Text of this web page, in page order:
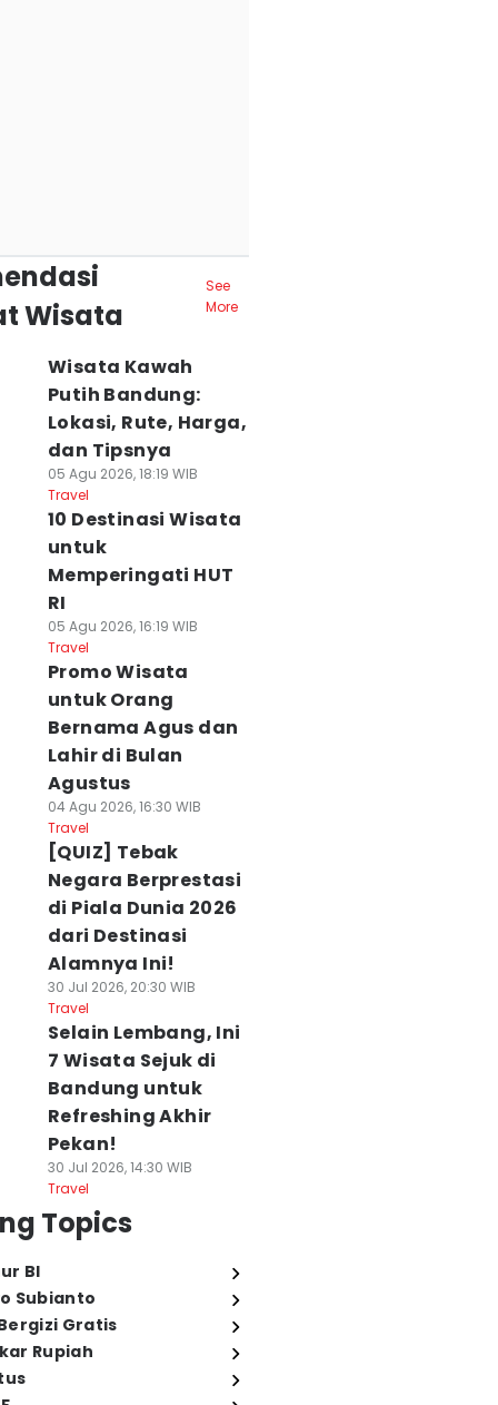
Wisata
See
More
Wisata Kawah
Putih Bandung:
Lokasi, Rute, Harga,
dan Tipsnya
05 Agu 2026, 18:19 WIB
Travel
10 Destinasi Wisata
untuk
Memperingati HUT
RI
05 Agu 2026, 16:19 WIB
Travel
Promo Wisata
untuk Orang
Bernama Agus dan
Lahir di Bulan
Agustus
04 Agu 2026, 16:30 WIB
Travel
[QUIZ] Tebak
Negara Berprestasi
di Piala Dunia 2026
dari Destinasi
Alamnya Ini!
30 Jul 2026, 20:30 WIB
Travel
Selain Lembang, Ini
7 Wisata Sejuk di
Bandung untuk
Refreshing Akhir
Pekan!
30 Jul 2026, 14:30 WIB
Travel
Topics
BI
Subianto
Gratis
Rupiah